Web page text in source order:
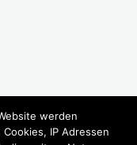
werden
IP Adressen